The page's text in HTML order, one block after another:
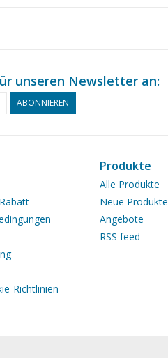
unseren Newsletter an:
ABONNIEREN
Richtlinien
Produkte
Alle Produkte
Neue Produkte
Angebote
RSS feed